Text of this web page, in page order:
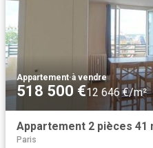
Appartement·à vendre
518 500 €12 646 €/m²
Appartement 2 pièces 41
Paris